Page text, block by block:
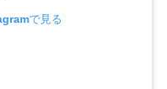
で見る